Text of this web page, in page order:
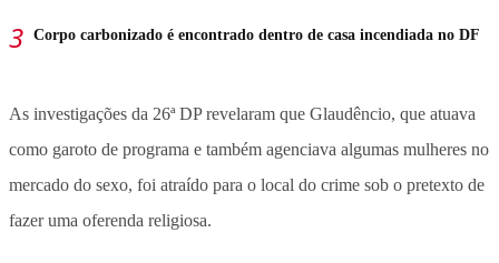
Corpo carbonizado é encontrado dentro de casa incendiada no DF
As investigações da 26ª DP revelaram que Glaudêncio, que atuava
como garoto de programa e também agenciava algumas mulheres no
mercado do sexo, foi atraído para o local do crime sob o pretexto de
fazer uma oferenda religiosa.